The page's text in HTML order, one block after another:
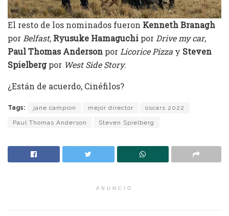
El resto de los nominados fueron Kenneth Branagh
por Belfast, Ryusuke Hamaguchi por Drive my car,
Paul Thomas Anderson por Licorice Pizza y Steven
Spielbergpor West Side Story.
¿Están de acuerdo, Cinéfilos?
Tags: jane campion mejor director oscars 2022
Paul Thomas Anderson Steven Spielberg
ANUNCIO